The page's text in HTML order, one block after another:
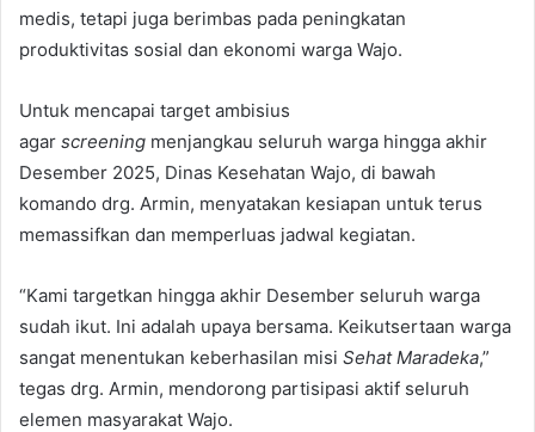
medis, tetapi juga berimbas pada peningkatan
produktivitas sosial dan ekonomi warga Wajo.
Untuk mencapai target ambisius
agar screening menjangkau seluruh warga hingga akhir
Desember 2025, Dinas Kesehatan Wajo, di bawah
komando drg. Armin, menyatakan kesiapan untuk terus
memassifkan dan memperluas jadwal kegiatan.
“Kami targetkan hingga akhir Desember seluruh warga
sudah ikut. Ini adalah upaya bersama. Keikutsertaan warga
sangat menentukan keberhasilan misi Sehat Maradeka,”
tegas drg. Armin, mendorong partisipasi aktif seluruh
elemen masyarakat Wajo.